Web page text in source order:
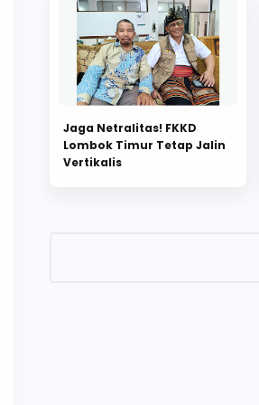
Jaga Netralitas! FKKD
Lombok Timur Tetap Jalin
Vertikalis